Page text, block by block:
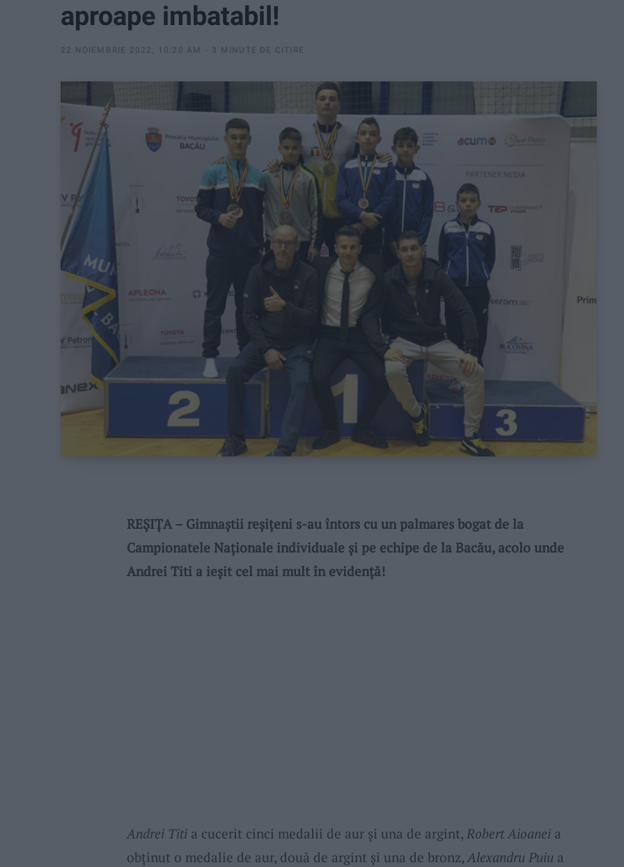
aproape imbatabil!
22 NOIEMBRIE 2022, 10:20 AM 3 MINUTE DE CITIRE
REȘIȚA – Gimnaștii reșițeni s-au întors cu un palmares bogat de la
Campionatele Naționale individuale și pe echipe de la Bacău, acolo unde
Andrei Titi a ieșit cel mai mult în evidență!
Andrei Titia cucerit cinci medalii de aur și una de argint, Robert Aioaneia
obținut o medalie de aur, două de argint și una de bronz, Alexandru Puiu a